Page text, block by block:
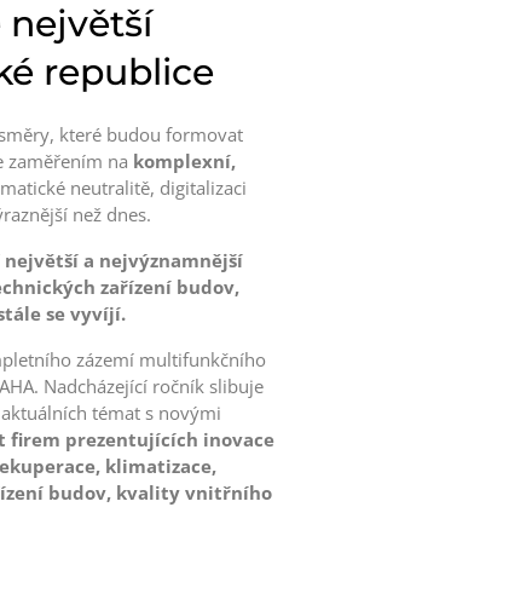
největší
republice
které budou formovat
zaměřením na komplexní,
neutralitě, digitalizaci
než dnes.
a nejvýznamnější
zařízení budov,
se vyvíjí.
zázemí multifunkčního
Nadcházející ročník slibuje
témat s novými
firem prezentujících inovace
klimatizace,
budov, kvality vnitřního